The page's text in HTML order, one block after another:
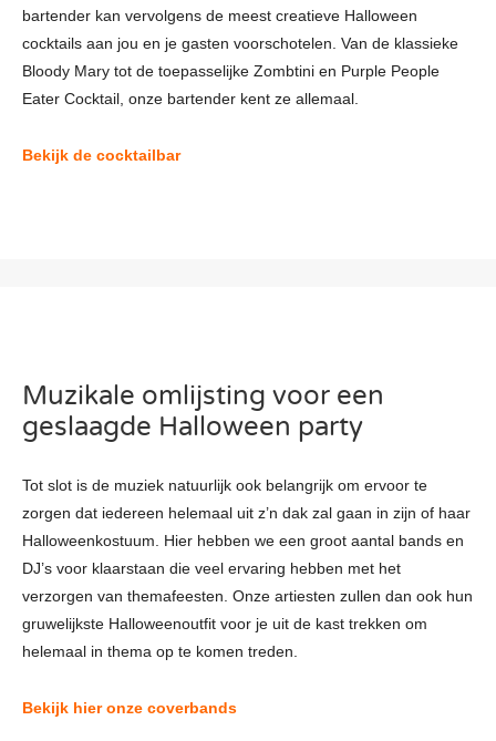
bartender kan vervolgens de meest creatieve Halloween
cocktails aan jou en je gasten voorschotelen. Van de klassieke
Bloody Mary tot de toepasselijke Zombtini en Purple People
Eater Cocktail, onze bartender kent ze allemaal.
Bekijk de cocktailbar
Muzikale omlijsting voor een
geslaagde Halloween party
Tot slot is de muziek natuurlijk ook belangrijk om ervoor te
zorgen dat iedereen helemaal uit z’n dak zal gaan in zijn of haar
Halloweenkostuum. Hier hebben we een groot aantal bands en
DJ’s voor klaarstaan die veel ervaring hebben met het
verzorgen van themafeesten. Onze artiesten zullen dan ook hun
gruwelijkste Halloweenoutfit voor je uit de kast trekken om
helemaal in thema op te komen treden.
Bekijk hier onze coverbands